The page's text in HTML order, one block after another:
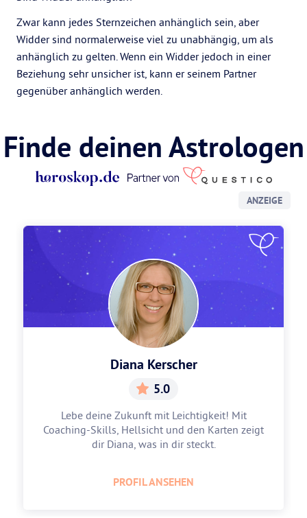
Zwar kann jedes Sternzeichen anhänglich sein, aber
Widder sind normalerweise viel zu unabhängig, um als
anhänglich zu gelten. Wenn ein Widder jedoch in einer
Beziehung sehr unsicher ist, kann er seinem Partner
gegenüber anhänglich werden.
Finde deinen Astrologen
ANZEIGE
Diana Kerscher
5.0
Lebe deine Zukunft mit Leichtigkeit! Mit
Coaching-Skills, Hellsicht und den Karten zeigt
dir Diana, was in dir steckt.
PROFIL ANSEHEN